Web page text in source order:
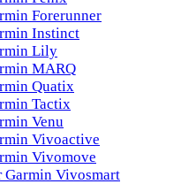
Forerunner
Instinct
Lily
MARQ
Quatix
Tactix
Venu
Vivoactive
Vivomove
Garmin Vivosmart